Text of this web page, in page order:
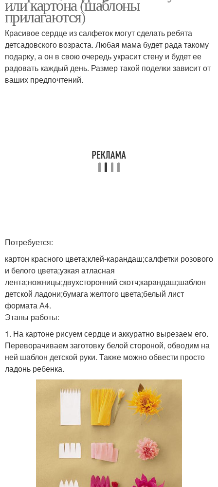
или картона (шаблоны
прилагаются)
Красивое сердце из салфеток могут сделать ребята
детсадовского возраста. Любая мама будет рада такому
подарку, а он в свою очередь украсит стену и будет ее
радовать каждый день. Размер такой поделки зависит от
ваших предпочтений.
Потребуется:
картон красного цвета;клей-карандаш;салфетки розового
и белого цвета;узкая атласная
лента;ножницы;двухсторонний скотч;карандаш;шаблон
детской ладони;бумага желтого цвета;белый лист
формата А4.
Этапы работы:
1. На картоне рисуем сердце и аккуратно вырезаем его.
Переворачиваем заготовку белой стороной, обводим на
ней шаблон детской руки. Также можно обвести просто
ладонь ребенка.